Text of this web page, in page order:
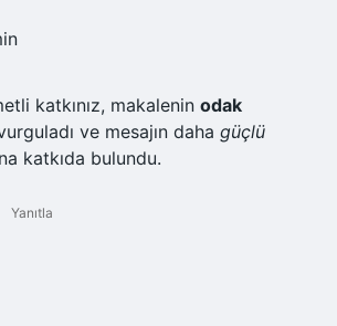
katkınız, makalenin odak
ve mesajın daha güçlü
katkıda bulundu.
Yanıtla